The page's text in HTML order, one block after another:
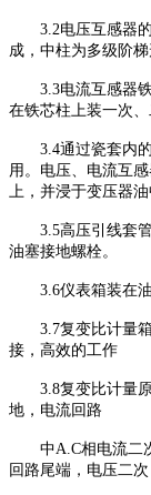
3.2电压互感器的
成，中柱为多级阶
3.3电流互感器铁
在铁芯柱上装一次、
3.4通过瓷套内的
用。电压、电流互
上，并浸于变压器油
3.5高压引线套管
油塞接地螺栓。
3.6仪表箱装在油
3.7复变比计量箱
接，高效的工作
3.8复变比计量原
地，电流回路
中A.C相电流二次
回路尾端，电压二次